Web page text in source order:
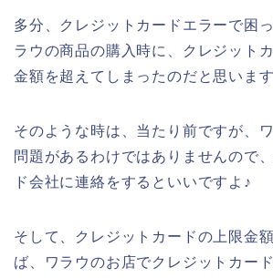
多分、クレジットカードエラーで困
ラウの商品の購入時に、クレジット
金額を超えてしまったのだと思います
そのような時は、当たり前ですが、
問題があるわけではありませんので
ド会社に連絡をするといいですよ♪
そして、クレジットカードの上限金
ば、ワラウのお店でクレジットカー